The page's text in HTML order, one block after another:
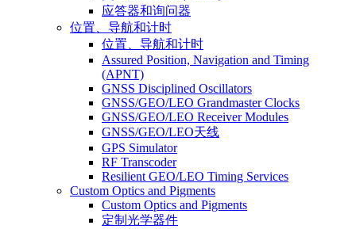
应答器和询问器
位置、导航和计时
位置、导航和计时
Assured Position, Navigation and Timing
(APNT)
GNSS Disciplined Oscillators
GNSS/GEO/LEO Grandmaster Clocks
GNSS/GEO/LEO Receiver Modules
GNSS/GEO/LEO天线
GPS Simulator
RF Transcoder
Resilient GEO/LEO Timing Services
Custom Optics and Pigments
Custom Optics and Pigments
定制光学器件